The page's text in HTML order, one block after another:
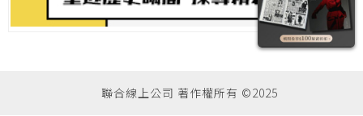
聯合線上公司 著作權所有 ©2025